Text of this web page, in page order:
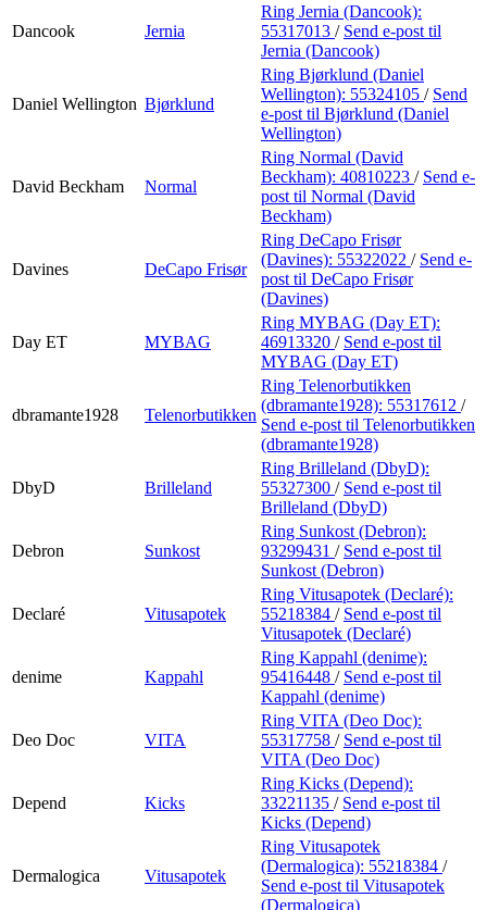
Dancook Jernia
Ring Jernia (Dancook):
55317013 / Send e-post til
Jernia (Dancook)
Daniel Wellington Bjørklund
Ring Bjørklund (Daniel
Wellington): 55324105 / Send
e-post til Bjørklund (Daniel
Wellington)
David Beckham Normal
Ring Normal (David
Beckham): 40810223 / Send e-
post til Normal (David
Beckham)
Davines DeCapo Frisør
Ring DeCapo Frisør
(Davines): 55322022 / Send e-
post til DeCapo Frisør
(Davines)
Day ET MYBAG
Ring MYBAG (Day ET):
46913320 / Send e-post til
MYBAG (Day ET)
dbramante1928 Telenorbutikken
Ring Telenorbutikken
(dbramante1928): 55317612 /
Send e-post til Telenorbutikken
(dbramante1928)
DbyD Brilleland
Ring Brilleland (DbyD):
55327300 / Send e-post til
Brilleland (DbyD)
Debron Sunkost
Ring Sunkost (Debron):
93299431 / Send e-post til
Sunkost (Debron)
Declaré Vitusapotek
Ring Vitusapotek (Declaré):
55218384 / Send e-post til
Vitusapotek (Declaré)
denime Kappahl
Ring Kappahl (denime):
95416448 / Send e-post til
Kappahl (denime)
Deo Doc VITA
Ring VITA (Deo Doc):
55317758 / Send e-post til
VITA (Deo Doc)
Depend Kicks
Ring Kicks (Depend):
33221135 / Send e-post til
Kicks (Depend)
Dermalogica Vitusapotek
Ring Vitusapotek
(Dermalogica): 55218384 /
Send e-post til Vitusapotek
(Dermalogica)